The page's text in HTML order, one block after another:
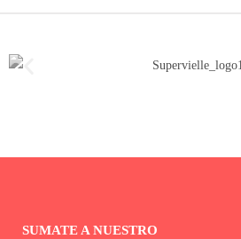
SUMATE A NUESTRO